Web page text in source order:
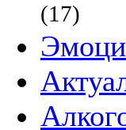
(17)